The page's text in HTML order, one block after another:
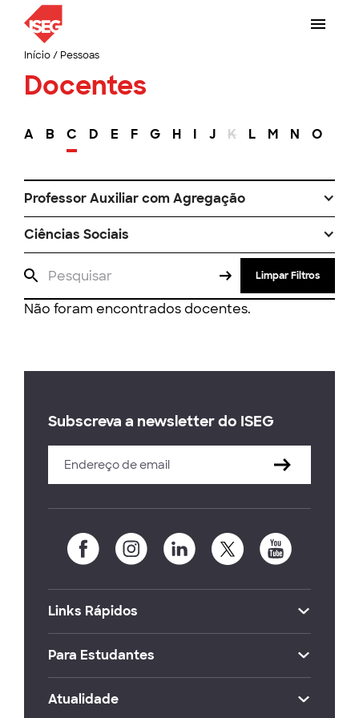
Início/ Pessoas
Docentes
A B C D E F G H I J K L M N O
Professor Auxiliar com Agregação
Ciências Sociais
Limpar Filtros
Não foram encontrados docentes.
Subscreva a newsletter do ISEG
Links Rápidos
Para Estudantes
Atualidade